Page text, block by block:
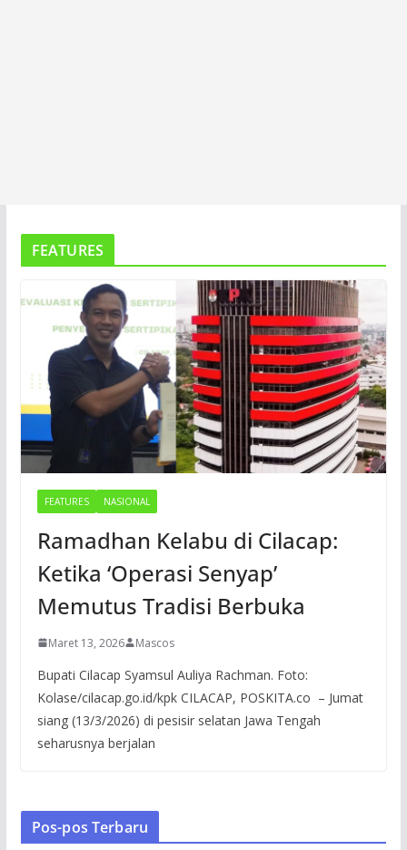
FEATURES
FEATURES NASIONAL
Ramadhan Kelabu di Cilacap:
Ketika ‘Operasi Senyap’
Memutus Tradisi Berbuka
Maret 13, 2026 Mascos
Bupati Cilacap Syamsul Auliya Rachman. Foto:
Kolase/cilacap.go.id/kpk CILACAP, POSKITA.co – Jumat
siang (13/3/2026) di pesisir selatan Jawa Tengah
seharusnya berjalan
Pos-pos Terbaru